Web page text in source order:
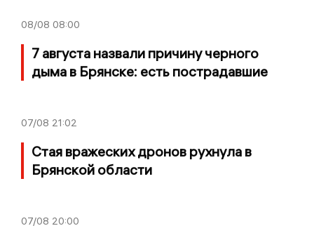
08/08 08:00
7 августа назвали причину черного
дыма в Брянске: есть пострадавшие
07/08 21:02
Стая вражеских дронов рухнула в
Брянской области
07/08 20:00